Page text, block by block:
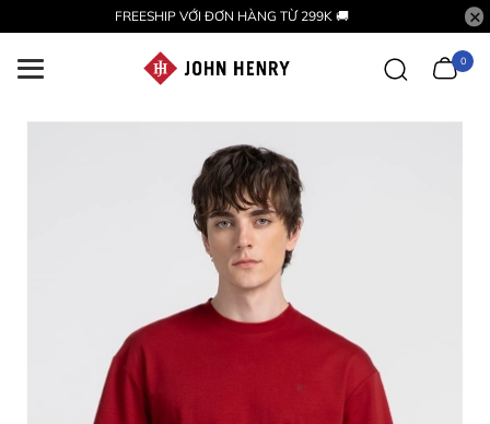
FREESHIP VỚI ĐƠN HÀNG TỪ 299K 🚚
0